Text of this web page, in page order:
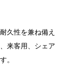
久性を兼ね備え
来客用、シェア
。